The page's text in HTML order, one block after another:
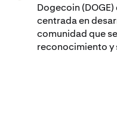
Dogecoin
centrada en
comunidad que
reconocimiento y